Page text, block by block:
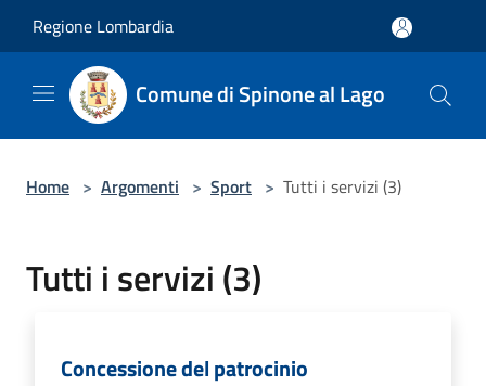
Regione Lombardia
Comune di Spinone al Lago
Home > Argomenti > Sport > Tutti i servizi (3)
Tutti i servizi (3)
Concessione del patrocinio